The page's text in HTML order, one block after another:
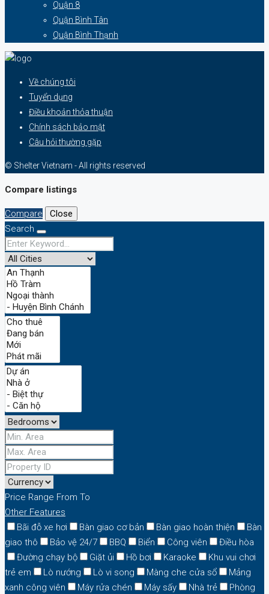
Quận 8
Quận Bình Tân
Quận Bình Thạnh
Về chúng tôi
Tuyển dụng
Điều khoản thỏa thuận
Chính sách bảo mật
Câu hỏi thường gặp
© Shelter Vietnam - All rights reserved
Compare listings
Compare
Close
Search
Price Range From To
Other Features
Bãi đỗ xe hơi
Bàn giao cơ bản Bàn giao hoàn thiện
Bàn
giao thô
Bảo vệ 24/7 BBQ Biển Công viên
Điều hòa
Đường chạy bộ
Giặt ủi Hồ bơi Karaoke
Khu vui chơi
trẻ em
Lò nướng Lò vi song Màng che cửa sổ
Mảng
xanh công viên
Máy rửa chén Máy sấy Nhà trẻ
Phòng